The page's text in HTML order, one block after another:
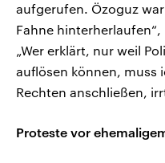
aufgerufen. Özoguz
Fahne
„Wer erklärt, nur weil
auflösen können, muss
Rechten anschließen,
Proteste vor